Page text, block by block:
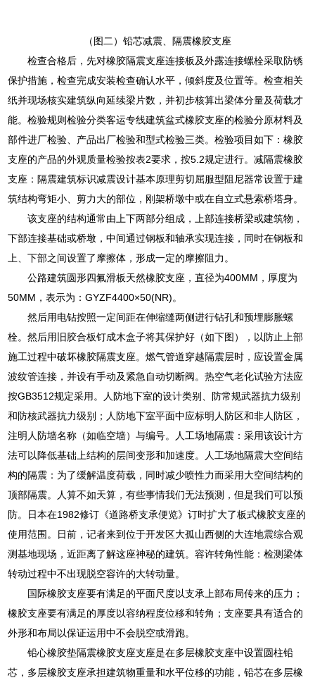
（图二）铅芯减震、隔震橡胶支座
检查合格后，先对橡胶隔震支座连接板及外露连接螺栓采取防锈
保护措施，检查完成安装检查确认水平，倾斜度及位置等。检查相关
纸并现场核实建筑纵向延续梁片数，并初步核算出梁体分量及荷载才
能。检验规则检验分类客运专线建筑盆式橡胶支座的检验分原材料及
部件进厂检验、产品出厂检验和型式检验三类。检验项目如下：橡胶
支座的产品的外观质量检验按表2要求，按5.2规定进行。减隔震橡胶
支座：隔震建筑标识减震设计基本原理剪切屈服型阻尼器常设置于建
筑结构弯矩小、剪力大的部位，刚架桥墩中或在自立式悬索桥塔身。
该支座的结构通常由上下两部分组成，上部连接桥梁或建筑物，
下部连接基础或桥墩，中间通过钢板和轴承实现连接，同时在钢板和
上、下部之间设置了摩擦体，形成一定的摩擦阻力。
公路建筑圆形四氟滑板天然橡胶支座，直径为400MM，厚度为
50MM，表示为：GYZF4400×50(NR)。
然后用电钻按照一定间距在伸缩缝两侧进行钻孔和预埋膨胀螺
栓。然后用旧胶合板钉成木盒子将其保护好（如下图），以防止上部
施工过程中破坏橡胶隔震支座。燃气管道穿越隔震层时，应设置金属
波纹管连接，并设有手动及紧急自动切断阀。热空气老化试验方法应
按GB3512规定采用。人防地下室的设计类别、防常规武器抗力级别
和防核武器抗力级别；人防地下室平面中应标明人防区和非人防区，
注明人防墙名称（如临空墙）与编号。人工场地隔震：采用该设计方
法可以降低基础上结构的层间变形和加速度。人工场地隔震大空间结
构的隔震：为了缓解温度荷载，同时减少喷性力而采用大空间结构的
顶部隔震。人算不如天算，有些事情我们无法预测，但是我们可以预
防。日本在1982修订《道路桥支承便览》订时扩大了板式橡胶支座的
使用范围。日前，记者来到位于开发区大孤山西侧的大连地震综合观
测基地现场，近距离了解这座神秘的建筑。容许转角性能：检测梁体
转动过程中不出现脱空容许的大转动量。
国际橡胶支座要有满足的平面尺度以支承上部布局传来的压力；
橡胶支座要有满足的厚度以容纳程度位移和转角；支座要具有适合的
外形和布局以保证运用中不会脱空或滑跑。
铅心橡胶垫隔震橡胶支座支座是在多层橡胶支座中设置圆柱铅
芯，多层橡胶支座承担建筑物重量和水平位移的功能，铅芯在多层橡